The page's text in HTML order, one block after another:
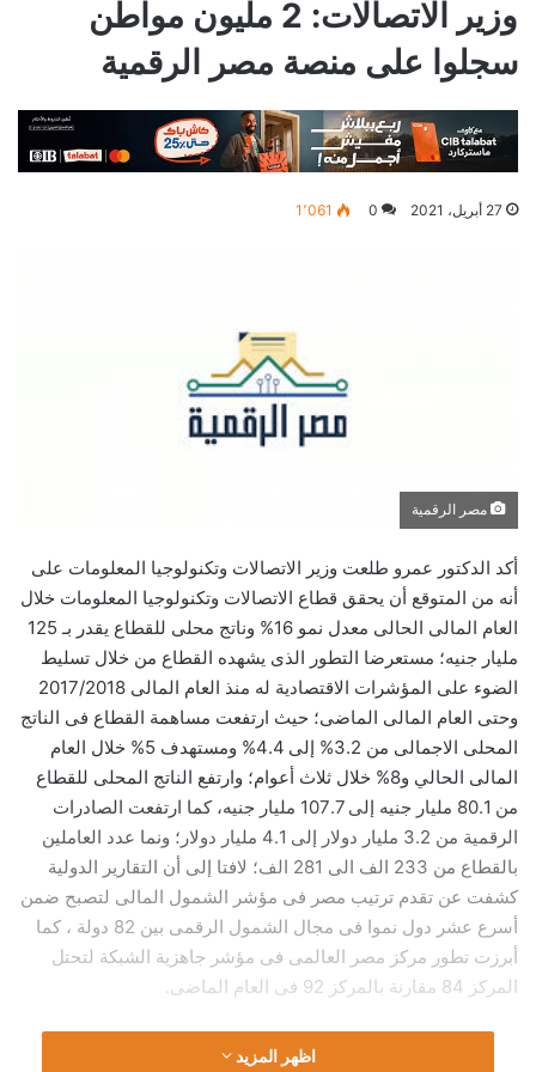
وزير الاتصالات: 2 مليون مواطن
سجلوا على منصة مصر الرقمية
27 أبريل، 2021 0 1٬061
مصر الرقمية
أكد الدكتور عمرو طلعت وزير الاتصالات وتكنولوجيا المعلومات على
أنه من المتوقع أن يحقق قطاع الاتصالات وتكنولوجيا المعلومات خلال
العام المالى الحالى معدل نمو 16% وناتج محلى للقطاع يقدر بـ 125
مليار جنيه؛ مستعرضا التطور الذى يشهده القطاع من خلال تسليط
الضوء على المؤشرات الاقتصادية له منذ العام المالى 2017/2018
وحتى العام المالى الماضى؛ حيث ارتفعت مساهمة القطاع فى الناتج
المحلى الاجمالى من 3.2% إلى 4.4% ومستهدف 5% خلال العام
المالى الحالي و8% خلال ثلاث أعوام؛ وارتفع الناتج المحلى للقطاع
من 80.1 مليار جنيه إلى 107.7 مليار جنيه، كما ارتفعت الصادرات
الرقمية من 3.2 مليار دولار إلى 4.1 مليار دولار؛ ونما عدد العاملين
بالقطاع من 233 الف الى 281 الف؛ لافتا إلى أن التقارير الدولية
كشفت عن تقدم ترتيب مصر فى مؤشر الشمول المالى لتصبح ضمن
أسرع عشر دول نموا فى مجال الشمول الرقمى بين 82 دولة ، كما
أبرزت تطور مركز مصر العالمى فى مؤشر جاهزية الشبكة لتحتل
المركز 84 مقارنة بالمركز 92 فى العام الماضى.
اظهر المزيد